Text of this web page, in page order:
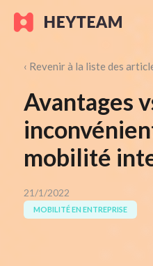
‹ Revenir à la liste des
Avantages
mobilité
21/1/2022
MOBILITÉ EN ENTREPRISE